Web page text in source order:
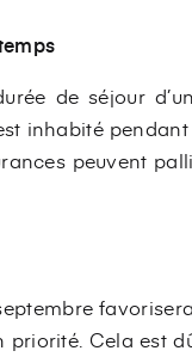
de séjour
inhabité
peuvent
priorité. Cela est